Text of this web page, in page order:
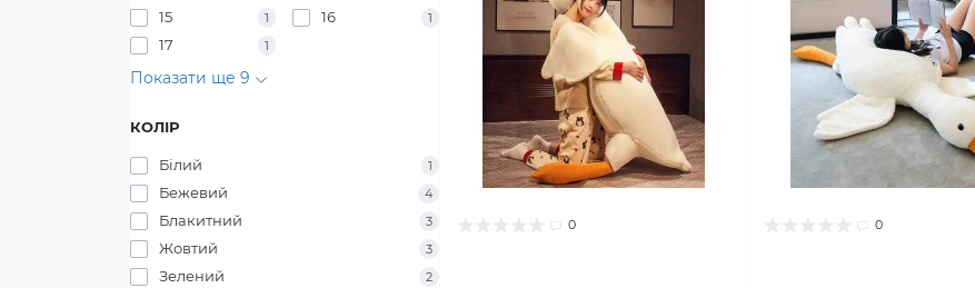
15 1 16 1
17 1
Показати ще 9
КОЛІР
Білий 1
Бежевий 4
Блакитний 3
Жовтий 3
Зелений 2
0 0